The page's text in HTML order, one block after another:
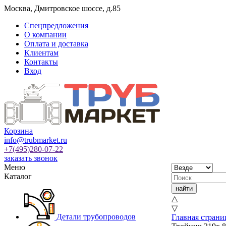
Москва, Дмитровское шоссе, д.85
Спецпредложения
О компании
Оплата и доставка
Клиентам
Контакты
Вход
Корзина
info@trubmarket.ru
+7(495)280-07-22
заказать звонок
Меню
Каталог
Детали трубопроводов
△
▽
Главная